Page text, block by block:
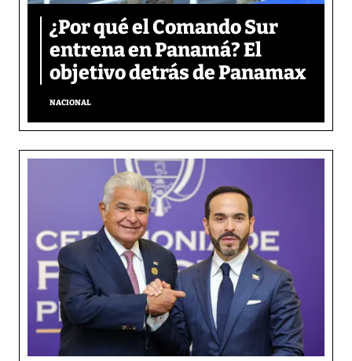
¿Por qué el Comando Sur
entrena en Panamá? El
objetivo detrás de Panamax
NACIONAL